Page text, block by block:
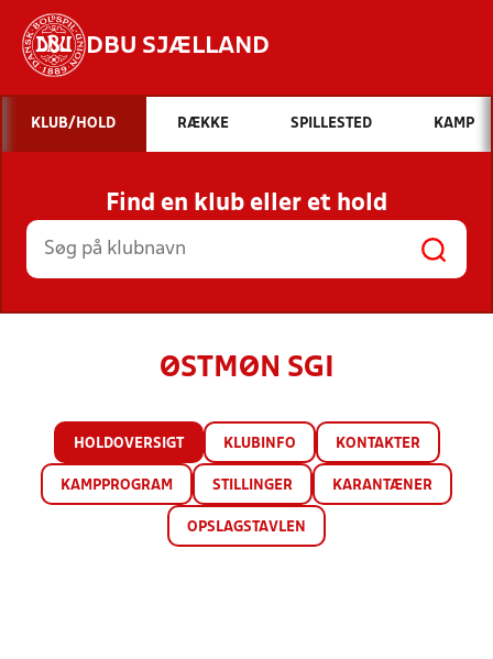
DBU SJÆLLAND
Hvad vil du søge efter?
INDHOLD OG NYHEDER
STILLINGER, RESULTATER, KLUBBER OG
HOLD
KLUB/HOLD RÆKKE SPILLESTED KAMP
Find en klub eller et hold
ØSTMØN SGI
HOLDOVERSIGT KLUBINFO KONTAKTER
KAMPPROGRAM STILLINGER KARANTÆNER
OPSLAGSTAVLEN